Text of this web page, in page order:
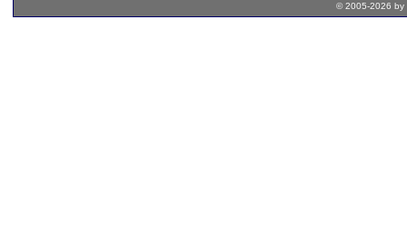
© 2005-2026 by